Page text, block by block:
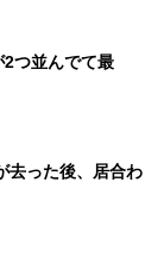
2つ並んでて最
去った後、居合わ